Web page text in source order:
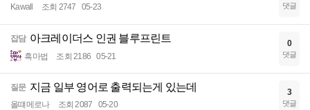
Kawall 조회 2747 05-23 댓글
잡담 아크레이더스 인권 블루프린트
흑마법 조회 2186 05-21
0
댓글
질문 지금 일부 영어로 출력되는게 있는데
올떄메로나 조회 2087 05-20
3
댓글